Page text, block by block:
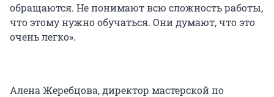
обращаются. Не понимают всю сложность работы,
что этому нужно обучаться. Они думают, что это
очень легко».
Алена Жеребцова, директор мастерской по